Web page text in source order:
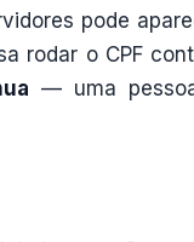
pode
rodar o CPF
— uma